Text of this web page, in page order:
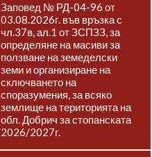
Заповед № РД-04-96 от
03.08.2026г. във връзка с
чл.37в, ал.1 от ЗСПЗЗ, за
определяне на масиви за
ползване на земеделски
земи и организиране на
сключването на
споразумения, за всяко
землище на територията на
обл. Добрич за стопанската
2026/2027г.